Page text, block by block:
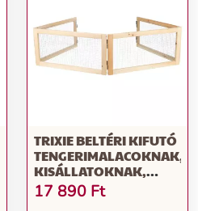
TRIXIE BELTÉRI KIFUTÓ
TENGERIMALACOKNAK,
KISÁLLATOKNAK,
60X30CM, 4 ELEM
17 890 Ft